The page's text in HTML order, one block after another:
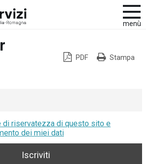
menù
PDF Stampa
di riservatezza di questo sito e
dei miei dati